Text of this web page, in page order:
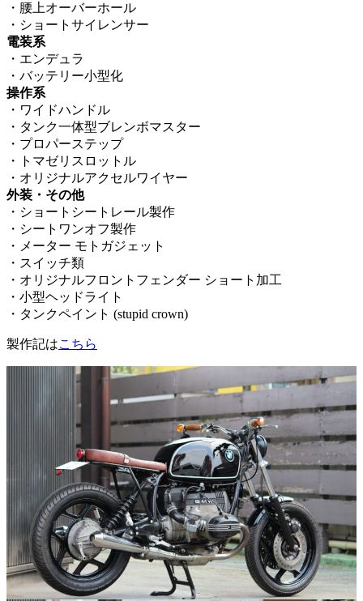
・腰上オーバーホール
・ショートサイレンサー
電装系
・エンデュラ
・バッテリー小型化
操作系
・ワイドハンドル
・タンク一体型ブレンボマスター
・プロパーステップ
・トマゼリスロットル
・オリジナルアクセルワイヤー
外装・その他
・ショートシートレール製作
・シートワンオフ製作
・メーター モトガジェット
・スイッチ類
・オリジナルフロントフェンダー ショート加工
・小型ヘッドライト
・タンクペイント (stupid crown)
製作記はこちら